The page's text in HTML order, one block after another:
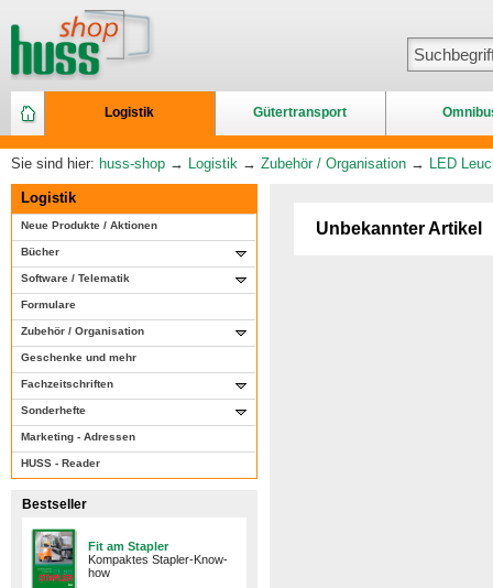
Logistik Gütertransport
Sie sind hier: huss-shop → Logistik → Zubehör / Organisation → LED
Logistik
Neue Produkte / Aktionen
Bücher
Software / Telematik
Formulare
Zubehör / Organisation
Geschenke und mehr
Fachzeitschriften
Sonderhefte
Marketing - Adressen
HUSS - Reader
Bestseller
Fit am Stapler
Kompaktes Stapler-Know-
how
Unbekannter Artikel